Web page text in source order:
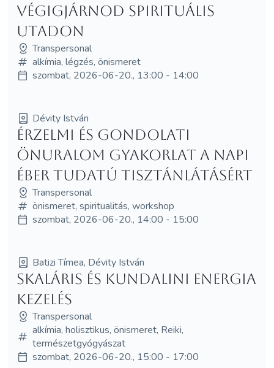
végigjárnod spirituális
utadon
Transpersonal
alkímia, légzés, önismeret
szombat, 2026-06-20., 13:00 - 14:00
Dévity István
Érzelmi és gondolati
önuralom gyakorlat a napi
éber tudatú tisztánlátásért
Transpersonal
önismeret, spiritualitás, workshop
szombat, 2026-06-20., 14:00 - 15:00
Batizi Tímea, Dévity István
SKALÁRIS ÉS KUNDALINI ENERGIA
KEZELÉS
Transpersonal
alkímia, holisztikus, önismeret, Reiki,
természetgyógyászat
szombat, 2026-06-20., 15:00 - 17:00